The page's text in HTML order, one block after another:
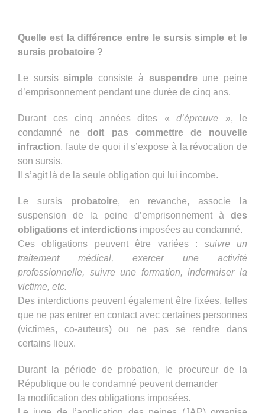
Quelle est la différence entre le sursis simple et le
sursis probatoire ?
Le sursis simple consiste à suspendreune peine
d’emprisonnement pendant une durée de cinq ans.
Durant ces cinq années dites « d’épreuve », le
condamné ne doit pas commettre de nouvelle
infraction, faute de quoi il s’expose à la révocation de
son sursis.
Il s’agit là de la seule obligation qui lui incombe.
Le sursis probatoire, en revanche, associe la
suspension de la peine d’emprisonnement à des
obligations et interdictions imposées au condamné.
Ces obligations peuvent être variées : suivre un
traitement médical, exercer une activité
professionnelle, suivre une formation, indemniser la
victime, etc.
Des interdictions peuvent également être fixées, telles
que ne pas entrer en contact avec certaines personnes
(victimes, co-auteurs) ou ne pas se rendre dans
certains lieux.
Durant la période de probation, le procureur de la
République ou le condamné peuvent demander
la modification des obligations imposées.